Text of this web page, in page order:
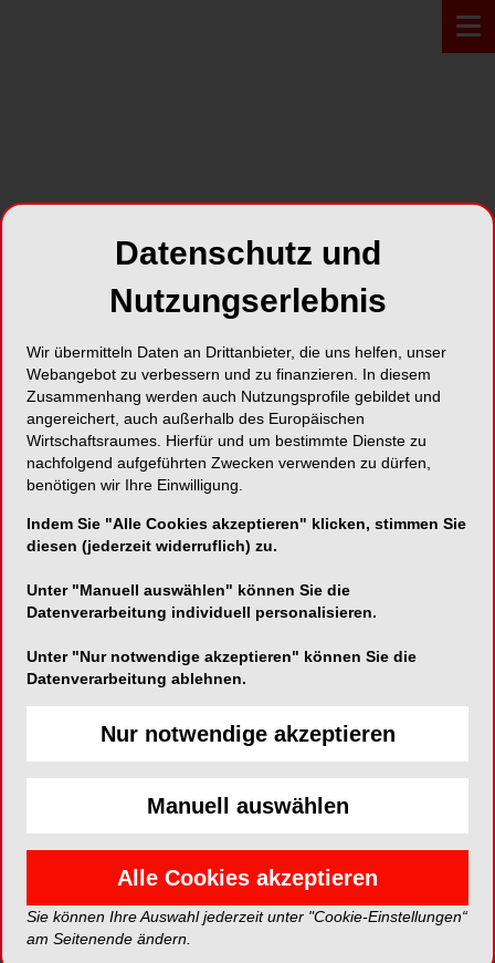
PROFIL*
Vifor Pharma SA
1752 Villars-sur-Glane
Karte
Telefon:
058 851 61 11
*Die Beiträge in dieser Rubrik stammen von den Anbietern und
spiegeln nicht die Meinung der Redaktion wider.
ePaper
Datenschutz und
Nutzungserlebnis
Wir übermitteln Daten an Drittanbieter, die uns helfen, unser
Webangebot zu verbessern und zu finanzieren. In diesem
Zusammenhang werden auch Nutzungsprofile gebildet und
angereichert, auch außerhalb des Europäischen
Wirtschaftsraumes. Hierfür und um bestimmte Dienste zu
nachfolgend aufgeführten Zwecken verwenden zu dürfen,
benötigen wir Ihre Einwilligung.
Indem Sie "Alle Cookies akzeptieren" klicken, stimmen Sie
diesen (jederzeit widerruflich) zu.
Unter "Manuell auswählen" können Sie die
Datenverarbeitung individuell personalisieren.
Unter "Nur notwendige akzeptieren" können Sie die
Datenverarbeitung ablehnen.
Nur notwendige akzeptieren
Manuell auswählen
Alle Cookies akzeptieren
Sie können Ihre Auswahl jederzeit unter "Cookie-Einstellungen“
am Seitenende ändern.